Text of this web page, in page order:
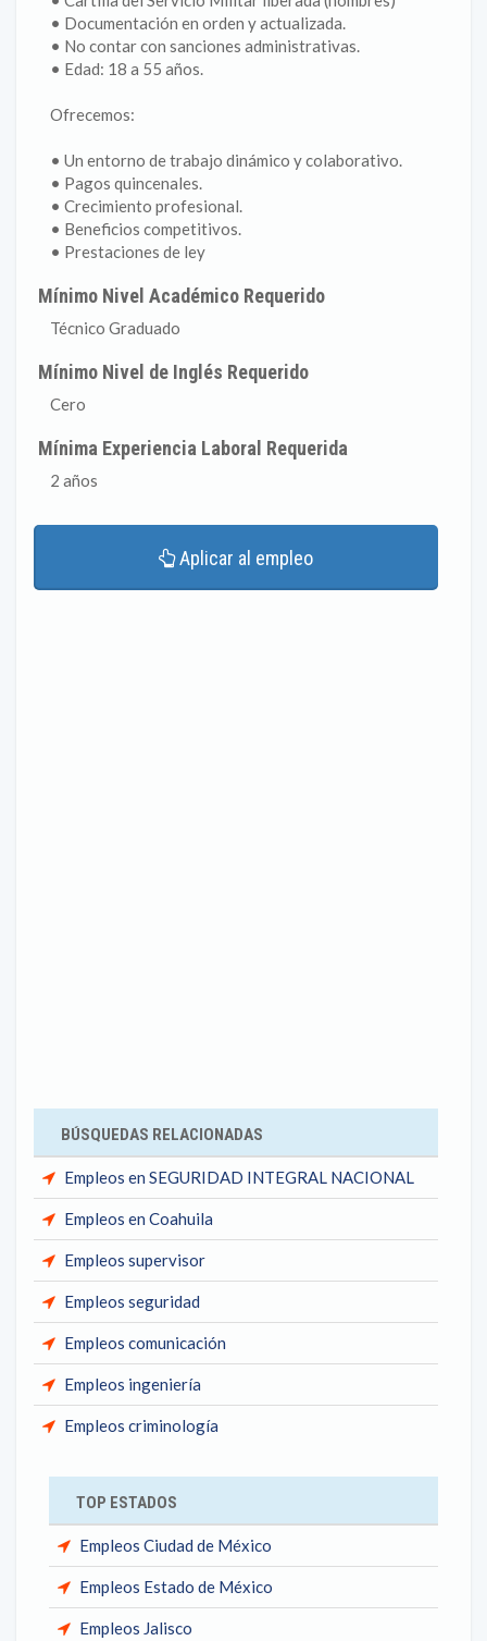
• Documentación en orden y actualizada.
• No contar con sanciones administrativas.
• Edad: 18 a 55 años.
Ofrecemos:
• Un entorno de trabajo dinámico y colaborativo.
• Pagos quincenales.
• Crecimiento profesional.
• Beneficios competitivos.
• Prestaciones de ley
Mínimo Nivel Académico Requerido
Técnico Graduado
Mínimo Nivel de Inglés Requerido
Cero
Mínima Experiencia Laboral Requerida
2 años
Aplicar al empleo
BÚSQUEDAS RELACIONADAS
Empleos en SEGURIDAD INTEGRAL NACIONAL
Empleos en Coahuila
Empleos supervisor
Empleos seguridad
Empleos comunicación
Empleos ingeniería
Empleos criminología
TOP ESTADOS
Empleos Ciudad de México
Empleos Estado de México
Empleos Jalisco